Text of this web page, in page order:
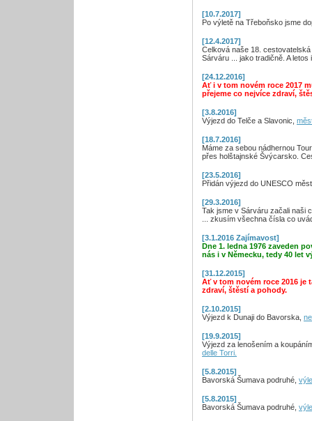
[10.7.2017]
Po výletě na Třeboňsko jsme
[12.4.2017]
Celková naše 18.
Sárváru ... jako tradičně. A letos
[24.12.2016]
Ať i v tom novém roce 2017
přejeme co nejvíce zdraví,
[3.8.2016]
Výjezd do Telče a Slavonic,
[18.7.2016]
Máme za sebou nádhernou
přes holštajnské Švýcarsko.
[23.5.2016]
Přidán výjezd do UNESCO
[29.3.2016]
Tak jsme v Sárváru začali naši
... zkusím všechna čísla co
[3.1.2016 Zajímavost]
Dne 1. ledna 1976 zaveden
nás i v Německu, tedy 40 let
[31.12.2015]
Ať v tom novém roce 2016 je
zdraví, štěstí a pohody.
[2.10.2015]
Výjezd k Dunaji do Bavorska,
[19.9.2015]
Výjezd za lenošením a
delle Torri.
[5.8.2015]
Bavorská Šumava podruhé,
[5.8.2015]
Bavorská Šumava podruhé,